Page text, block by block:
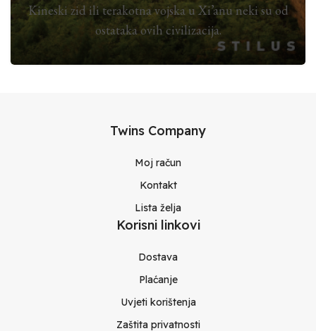
Kineski zid ili terakotna vojska u Xi’anu neki su od
ostataka ovih civilizacija.
Twins Company
Moj račun
Kontakt
Lista želja
Korisni linkovi
Dostava
Plaćanje
Uvjeti korištenja
Zaštita privatnosti